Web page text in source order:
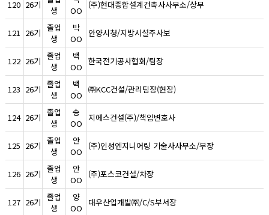
120 26기
생
OO
(주)현대종합설계건축사사무소/상무
121 26기 졸업
생
박
OO
안양시청/지방시설주사보
122 26기 졸업
생
백
OO
한국전기공사협회/팀장
123 26기 졸업
생
백
OO
㈜KCC건설/관리팀장(현장)
124 26기 졸업
생
송
OO
지에스건설(주)/책임변호사
125 26기 졸업
생
안
OO
(주)인성엔지니어링 기술사사무소/부장
126 26기 졸업
생
안
OO
(주)포스코건설/차장
127 26기 졸업
생
양
OO
대우산업개발㈜/C/S부서장